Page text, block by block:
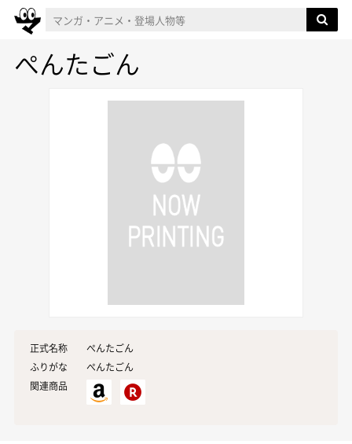
ぺんたごん
正式名称
ぺんたごん
ふりがな
ぺんたごん
関連商品